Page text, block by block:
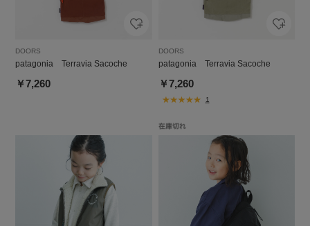
DOORS
patagonia Terravia Sacoche
￥7,260
DOORS
patagonia Terravia Sacoche
￥7,260
1